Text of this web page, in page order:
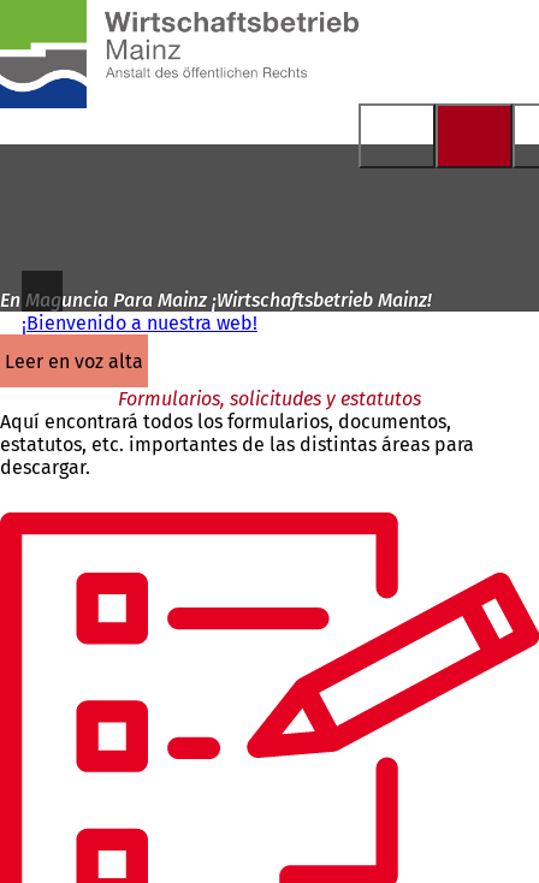
Saltar al contenido
página
de
inicio
En Maguncia Para Mainz ¡Wirtschaftsbetrieb Mainz!
¡Bienvenido a nuestra web!
leer en voz alta
Formularios, solicitudes y estatutos
Aquí encontrará todos los formularios, documentos,
estatutos, etc. importantes de las distintas áreas para
descargar.